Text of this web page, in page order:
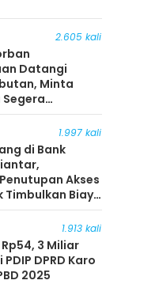
2.605 kali
Datangi
Minta
Segera
1.997 kali
di Bank
Akses
Timbulkan Biaya
Masyarakat
1.913 kali
3 Miliar
DPRD Karo
2025